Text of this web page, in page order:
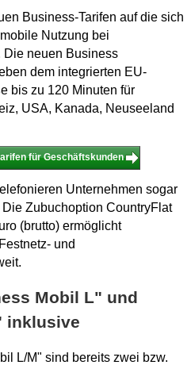
Business-Tarifen auf die sich
Nutzung bei
Die neuen Business
dem integrierten EU-
bis zu 120 Minuten für
USA, Kanada, Neuseeland
für Geschäftskunden
Unternehmen sogar
Zubuchoption CountryFlat
(brutto) ermöglicht
und
Mobil L" und
inklusive
L/M" sind bereits zwei bzw.